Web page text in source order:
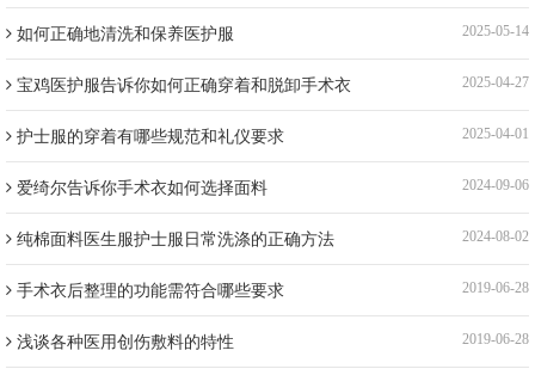
2025-05-14
如何正确地清洗和保养医护服
2025-04-27
宝鸡医护服告诉你如何正确穿着和脱卸手术衣
2025-04-01
护士服的穿着有哪些规范和礼仪要求
2024-09-06
爱绮尔告诉你手术衣如何选择面料
2024-08-02
纯棉面料医生服护士服日常洗涤的正确方法
2019-06-28
手术衣后整理的功能需符合哪些要求
2019-06-28
浅谈各种医用创伤敷料的特性